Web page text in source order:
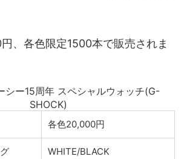
、各色限定1500本で販売されま
シー15周年 スペシャルウォッチ(G-
SHOCK)
各色20,000円
WHITE/BLACK